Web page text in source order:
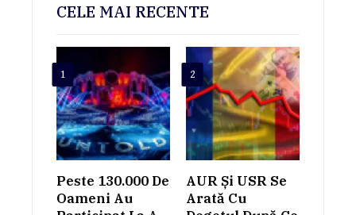
CELE MAI RECENTE
1
Peste 130.000 De
Oameni Au
2
AUR Și USR Se
Arată Cu